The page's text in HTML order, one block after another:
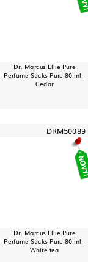
Dr. Marcus Ellie Pure
Perfume Sticks Pure 80 ml -
Cedar
DRM50089
Dr. Marcus Ellie Pure
Perfume Sticks Pure 80 ml -
White tea